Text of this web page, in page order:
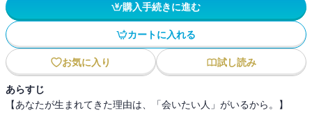
購入手続きに進む
カートに入れる
お気に入り 試し読み
あらすじ
【あなたが生まれてきた理由は、「会いたい人」がいるから。】